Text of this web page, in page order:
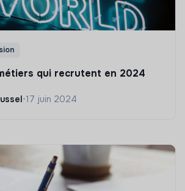
qui recrutent en 2024
•17 juin 2024